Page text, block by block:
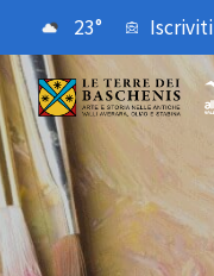
23° Iscriviti